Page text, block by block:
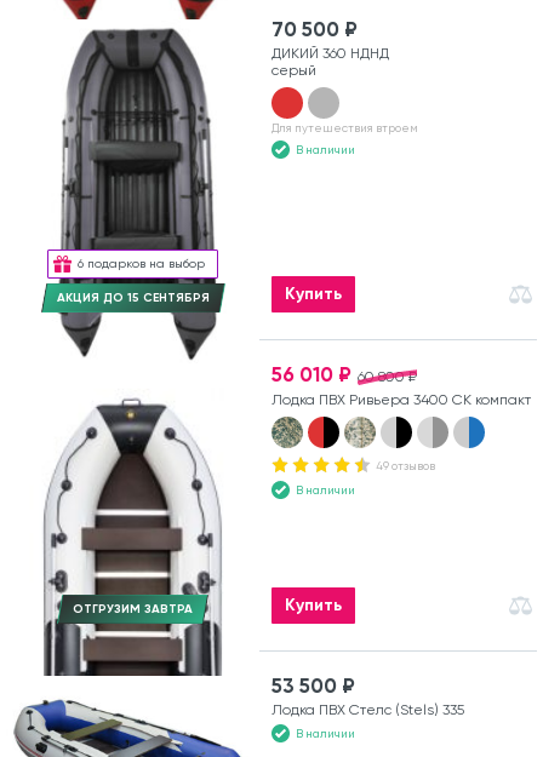
6 подарков на выбор
АКЦИЯ ДО 15 СЕНТЯБРЯ
70 500 ₽
ДИКИЙ 360 НДНД
серый
Для путешествия втроем
В наличии
Купить
ОТГРУЗИМ ЗАВТРА
60 800 ₽
56 010 ₽
Лодка ПВХ Ривьера 3400 СК компакт
49 отзывов
В наличии
Купить
53 500 ₽
Лодка ПВХ Стелс (Stels) 335
В наличии